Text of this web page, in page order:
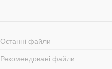
Останні файли
Рекомендовані файли